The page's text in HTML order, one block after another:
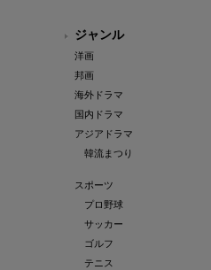
ジャンル
洋画
邦画
海外ドラマ
国内ドラマ
アジアドラマ
韓流まつり
スポーツ
プロ野球
サッカー
ゴルフ
テニス